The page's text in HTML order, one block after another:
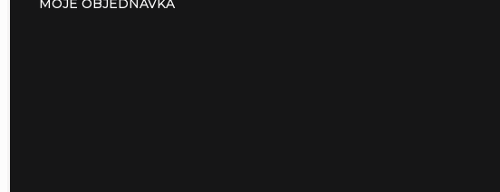
MOJE OBJEDNÁVKA